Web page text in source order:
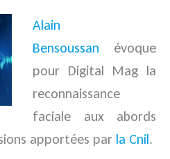
Alain
Bensoussan évoque
pour Digital Mag la
reconnaissance
faciale aux abords
apportées par la Cnil.